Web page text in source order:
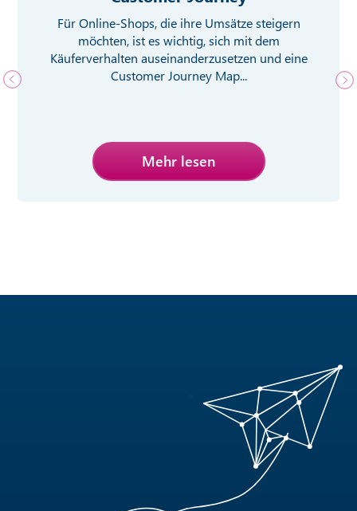
Für Online-Shops, die ihre Umsätze steigern
möchten, ist es wichtig, sich mit dem
Käuferverhalten auseinanderzusetzen und eine
Customer Journey Map...
Mehr lesen